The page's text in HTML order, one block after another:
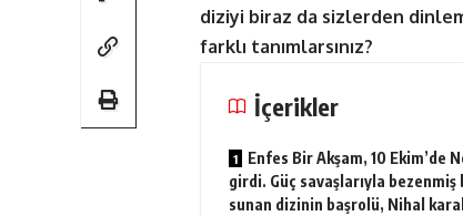
diziyi biraz da sizlerden
farklı tanımlarsınız?
İçerikler
Enfes Bir Akşam, 10 Ekim’de
girdi. Güç savaşlarıyla bezenmiş
sunan dizinin başrolü, Nihal